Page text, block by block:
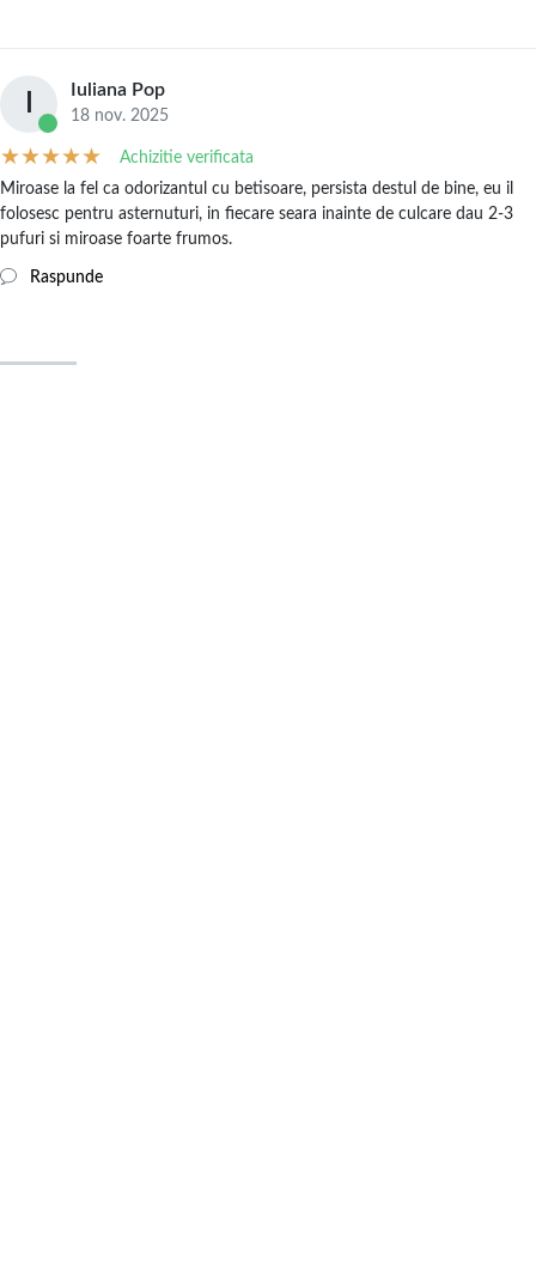
Iuliana Pop
18 nov. 2025
Achizitie verificata
Miroase la fel ca odorizantul cu betisoare, persista destul de bine, eu il
folosesc pentru asternuturi, in fiecare seara inainte de culcare dau 2-3
pufuri si miroase foarte frumos.
Raspunde